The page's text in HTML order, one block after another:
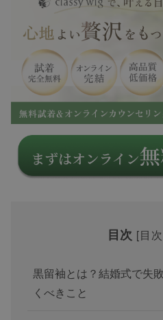
目次 [目
黒留袖とは？結婚式で失
くべきこと